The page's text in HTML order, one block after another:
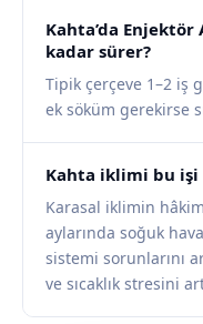
Kahta’da Enjektör
kadar sürer?
Tipik çerçeve 1–2
ek söküm gerekirse
Kahta iklimi bu işi
Karasal iklimin
aylarında soğuk
sistemi sorunlarını
ve sıcaklık stresini